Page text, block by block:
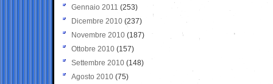
Gennaio 2011 (253)
Dicembre 2010 (237)
Novembre 2010 (187)
Ottobre 2010 (157)
Settembre 2010 (148)
Agosto 2010 (75)